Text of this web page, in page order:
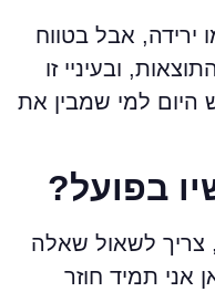
אבל בטווח
ובעיניי זו
למי שמבין את
בפועל?
לשאול שאלה
תמיד חוזר